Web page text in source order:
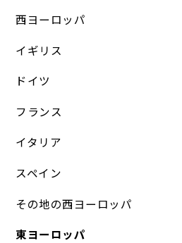
西ヨーロッパ
イギリス
ドイツ
フランス
イタリア
スペイン
その地の西ヨーロッパ
東ヨーロッパ